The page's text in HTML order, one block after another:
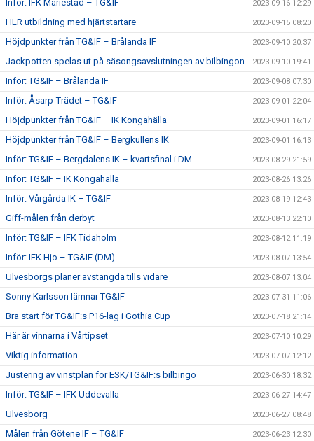
Inför: IFK Mariestad – TG&IF 2023-09-16 12:29
HLR utbildning med hjärtstartare 2023-09-15 08:20
Höjdpunkter från TG&IF – Brålanda IF 2023-09-10 20:37
Jackpotten spelas ut på säsongsavslutningen av bilbingon 2023-09-10 19:41
Inför: TG&IF – Brålanda IF 2023-09-08 07:30
Inför: Åsarp-Trädet – TG&IF 2023-09-01 22:04
Höjdpunkter från TG&IF – IK Kongahälla 2023-09-01 16:17
Höjdpunkter från TG&IF – Bergkullens IK 2023-09-01 16:13
Inför: TG&IF – Bergdalens IK – kvartsfinal i DM 2023-08-29 21:59
Inför: TG&IF – IK Kongahälla 2023-08-26 13:26
Inför: Vårgårda IK – TG&IF 2023-08-19 12:43
Giff-målen från derbyt 2023-08-13 22:10
Inför: TG&IF – IFK Tidaholm 2023-08-12 11:19
Inför: IFK Hjo – TG&IF (DM) 2023-08-07 13:54
Ulvesborgs planer avstängda tills vidare 2023-08-07 13:04
Sonny Karlsson lämnar TG&IF 2023-07-31 11:06
Bra start för TG&IF:s P16-lag i Gothia Cup 2023-07-18 21:14
Här är vinnarna i Vårtipset 2023-07-10 10:29
Viktig information 2023-07-07 12:12
Justering av vinstplan för ESK/TG&IF:s bilbingo 2023-06-30 18:32
Inför: TG&IF – IFK Uddevalla 2023-06-27 14:47
Ulvesborg 2023-06-27 08:48
Målen från Götene IF – TG&IF 2023-06-23 12:30